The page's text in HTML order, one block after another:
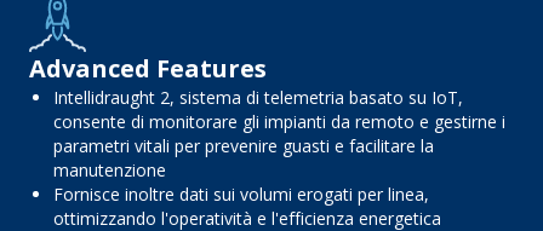
Advanced Features
Intellidraught 2, sistema di telemetria basato su IoT,
consente di monitorare gli impianti da remoto e gestirne i
parametri vitali per prevenire guasti e facilitare la
manutenzione
Fornisce inoltre dati sui volumi erogati per linea,
ottimizzando l'operatività e l'efficienza energetica